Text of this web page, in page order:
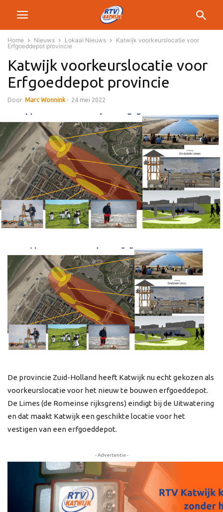
Home Nieuws Lokaal Nieuws
Katwijk voorkeurslocatie voor
Erfgoeddepot provincie
Katwijk voorkeurslocatie voor
Erfgoeddepot provincie
Door Marc Wonnink - 24 mei 2022
De provincie Zuid-Holland heeft Katwijk nu echt gekozen als
voorkeurslocatie voor het nieuw te bouwen erfgoeddepot.
De Limes (de Romeinse rijksgrens) eindigt bij de Uitwatering
en dat maakt Katwijk een geschikte locatie voor het
vestigen van een erfgoeddepot.
- Advertentie -